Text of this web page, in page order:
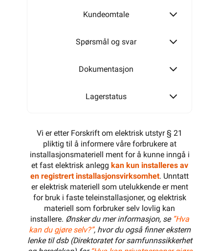
Kundeomtale
Spørsmål og svar
Dokumentasjon
Lagerstatus
Vi er etter Forskrift om elektrisk utstyr § 21
pliktig til å informere våre forbrukere at
installasjonsmateriell ment for å kunne inngå i
et fast elektrisk anlegg kan kun installeres av
en registrert installasjonsvirksomhet. Unntatt
er elektrisk materiell som utelukkende er ment
for bruk i faste teleinstallasjoner, og elektrisk
materiell som forbruker selv lovlig kan
installere. Ønsker du mer informasjon, se ”Hva
kan du gjøre selv?”, hvor du også finner ekstern
lenke til dsb (Direktoratet for samfunnssikkerhet